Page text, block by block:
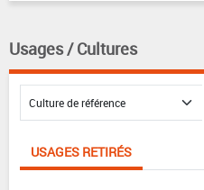
Usages / Cultures
USAGES RETIRÉS